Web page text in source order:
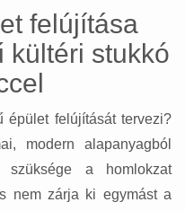
felújítása
kültéri stukkó
épület felújítását tervezi?
modern alapanyagból
a homlokzat
nem zárja ki egymást a